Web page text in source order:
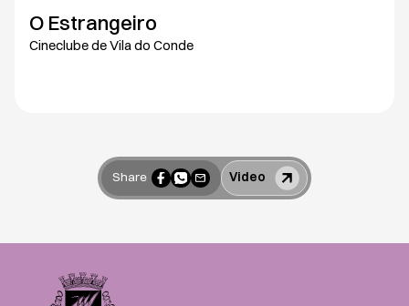
O Estrangeiro
Cineclube de Vila do Conde
Share Video